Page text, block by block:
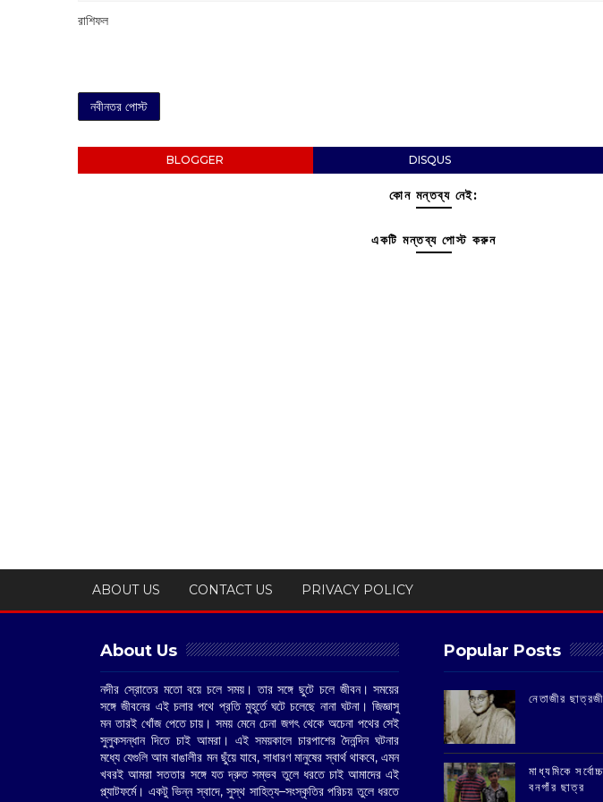
রাশিফল
নবীনতর পোস্ট
BLOGGER DISQUS
কোন মন্তব্য নেই:
একটি মন্তব্য পোস্ট করুন
ABOUT US CONTACT US PRIVACY POLICY
About Us
নদীর স্রোতের মতো বয়ে চলে সময়। তার সঙ্গে ছুটে চলে জীবন। সময়ের
সঙ্গে জীবনের এই চলার পথে প্রতি মুহূর্তে ঘটে চলেছে নানা ঘটনা। জিজ্ঞাসু
মন তারই খোঁজ পেতে চায়। সময় মেনে চেনা জগৎ থেকে অচেনা পথের সেই
সুলুকসন্ধান দিতে চাই আমরা। এই সময়কালে চারপাশের দৈনন্দিন ঘটনার
মধ্যে যেগুলি আম বাঙালীর মন ছুঁয়ে যাবে, সাধারণ মানুষের স্বার্থ থাকবে, এমন
খবরই আমরা সততার সঙ্গে যত দ্রুত সম্ভব তুলে ধরতে চাই আমাদের এই
প্ল্যাটফর্মে। একটু ভিন্ন স্বাদে, সুস্থ সাহিত্য–সংস্কৃতির পরিচয় তুলে ধরতে
Popular Posts
‌নেতাজীর
মাধ্যমিকে
বনগাঁর ছাত্র